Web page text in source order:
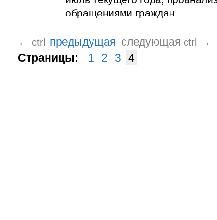
обращениями граждан.
← ctrl предыдущая следующая ctrl
→
Страницы:
1 2 3 4